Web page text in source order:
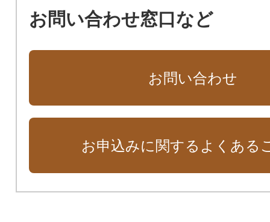
お問い合わせ窓口など
お問い合わせ
お申込みに関するよくある